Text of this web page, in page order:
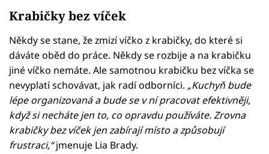
Krabičky bez víček
Někdy se stane, že zmizí víčko z krabičky, do které si
dáváte oběd do práce. Někdy se rozbije a na krabičku
jiné víčko nemáte. Ale samotnou krabičku bez víčka se
nevyplatí schovávat, jak radí odborníci. „Kuchyň bude
lépe organizovaná a bude se v ní pracovat efektivněji,
když si necháte jen to, co opravdu používáte. Zrovna
krabičky bez víček jen zabírají místo a způsobují
frustraci,“jmenuje Lia Brady.